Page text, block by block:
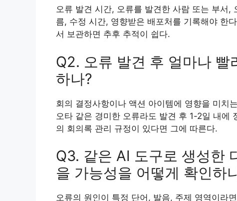
오류 발견 시간, 오류를 발견한 사람 또는 부서,
름, 수정 시간, 영향받은 배포처를 기록해야 한
서 보관하면 추후 추적이 쉽다.
Q2. 오류 발견 후 얼마나
하나?
회의 결정사항이나 액션 아이템에 영향을 미치
오타 같은 경미한 오류라도 발견 후 1-2일 내에
의 회의록 관리 규정이 있다면 그에 따른다.
Q3. 같은 AI 도구로 생성한
을 가능성을 어떻게 확인하
오류의 원인이 특정 단어, 발음, 주제 영역이라